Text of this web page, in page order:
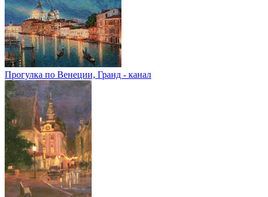
Прогулка по Венеции, Гранд - канал